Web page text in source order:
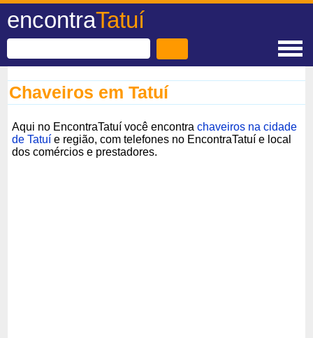
encontraTatuí
Chaveiros em Tatuí
Aqui no EncontraTatuí você encontrachaveiros na cidade
de Tatuí e região, com telefones no EncontraTatuí e local
dos comércios e prestadores.